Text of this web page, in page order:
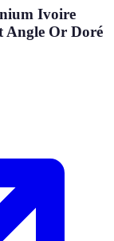
Ivoire
Angle Or Doré